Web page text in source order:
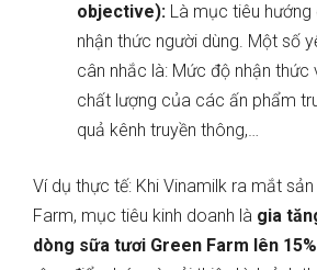
objective): Là mục tiêu
nhận thức người dùng. Một số
cân nhắc là: Mức độ nhận thức
chất lượng của các ấn phẩm
quả kênh truyền thông,…
Ví dụ thực tế: Khi Vinamilk ra mắt
Farm, mục tiêu kinh doanh là gia
dòng sữa tươi Green Farm lên